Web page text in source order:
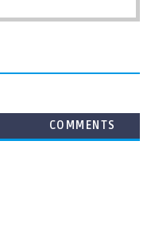
COMMENTS